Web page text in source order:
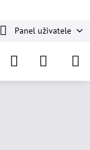
Panel uživatele